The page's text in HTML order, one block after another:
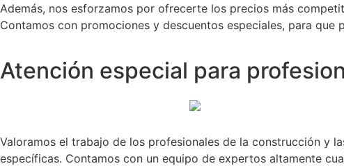
Además, nos esforzamos por ofrecerte los precios más
Contamos con promociones y descuentos especiales, para
Atención especial para
Valoramos el trabajo de los profesionales de la construcción y
específicas. Contamos con un equipo de expertos altamente